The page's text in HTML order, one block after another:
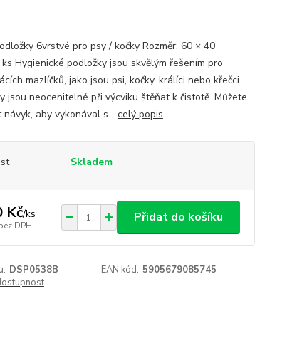
6vrstvé pro psy / kočky Rozměr: 60 × 40
Hygienické podložky jsou skvělým řešením pro
mazlíčků, jako jsou psi, kočky, králíci nebo křečci.
jsou neocenitelné při výcviku štěňat k čistotě. Můžete
aby vykonával s... celý popis
Skladem
Kč/ks
DPH
Přidat do košíku
DSP0538B EAN kód: 5905679085745